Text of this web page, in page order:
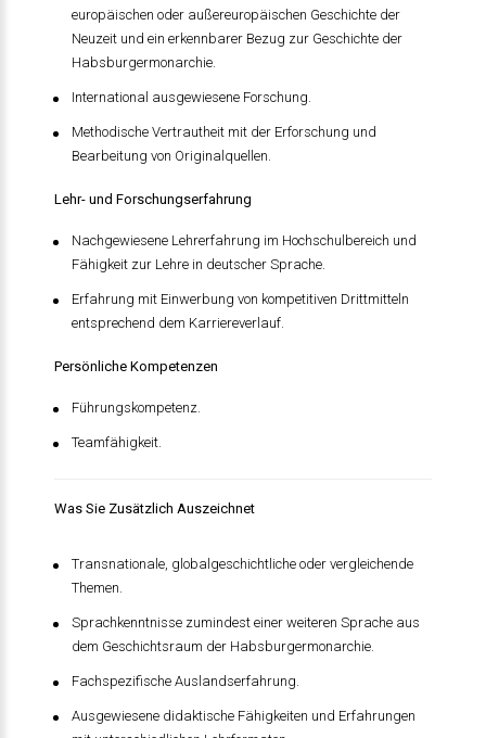
europäischen oder außereuropäischen Geschichte der
Neuzeit und ein erkennbarer Bezug zur Geschichte der
Habsburgermonarchie.
International ausgewiesene Forschung.
Methodische Vertrautheit mit der Erforschung und
Bearbeitung von Originalquellen.
Lehr- und Forschungserfahrung
Nachgewiesene Lehrerfahrung im Hochschulbereich und
Fähigkeit zur Lehre in deutscher Sprache.
Erfahrung mit Einwerbung von kompetitiven Drittmitteln
entsprechend dem Karriereverlauf.
Persönliche Kompetenzen
Führungskompetenz.
Teamfähigkeit.
Was Sie Zusätzlich Auszeichnet
Transnationale, globalgeschichtliche oder vergleichende
Themen.
Sprachkenntnisse zumindest einer weiteren Sprache aus
dem Geschichtsraum der Habsburgermonarchie.
Fachspezifische Auslandserfahrung.
Ausgewiesene didaktische Fähigkeiten und Erfahrungen